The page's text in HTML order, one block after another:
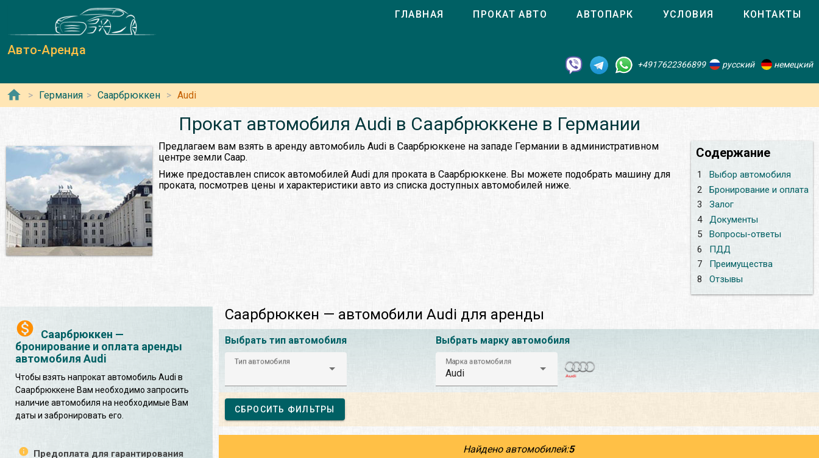
Авто-Аренда
ГЛАВНАЯ ПРОКАТ АВТО АВТОПАРК УСЛОВИЯ КОНТАКТЫ
+4917622366899 русский немецкий
Германия Саарбрюккен Audi
Прокат автомобиля Audi в Саарбрюккене в Германии
Содержание
1
Выбор автомобиля
2
Бронирование и оплата
3
Залог
4
Документы
5
Вопросы-ответы
6
ПДД
7
Преимущества
8
Отзывы
Предлагаем вам взять в аренду автомобиль Audi в Саарбрюккене на западе Германии в административном
центре земли Саар.
Ниже предоставлен список автомобилей Audi для проката в Саарбрюккене. Вы можете подобрать машину для
проката, посмотрев цены и характеристики авто из списка доступных автомобилей ниже.
Саарбрюккен —
бронирование и оплата аренды
автомобиля Audi
Чтобы взять напрокат автомобиль Audi в
Саарбрюккене Вам необходимо запросить
наличие автомобиля на необходимые Вам
даты и забронировать его.
Предоплата для гарантирования
Саарбрюккен — автомобили Audi для аренды
Выбрать тип автомобиля
Тип автомобиля
Выбрать марку автомобиля
Марка автомобиля
Audi
СБРОСИТЬ ФИЛЬТРЫ
Найдено автомобилей:5